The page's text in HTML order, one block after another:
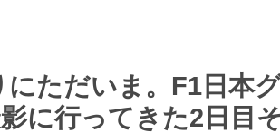
にただいま。F1日本
に行ってきた2日目